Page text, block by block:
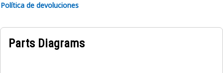
Política de devoluciones
Parts Diagrams